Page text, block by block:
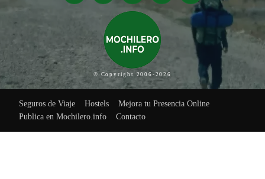
© Copyright 2006-2026
Seguros de Viaje Hostels
Mejora tu Presencia Online
Publica en Mochilero.info
Contacto